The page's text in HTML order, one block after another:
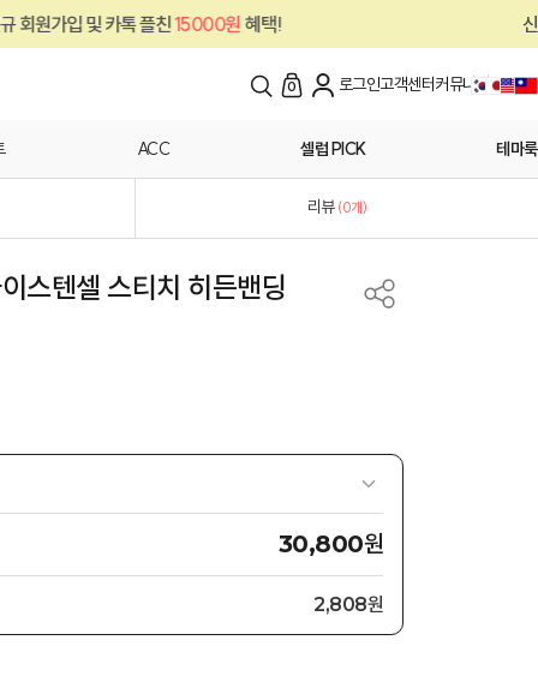
15000원혜택! 신규 회원가입 및 카톡 플
0 로그인고객센터커뮤니티
ACC 셀럽 PICK 테마룩
리뷰 (0개)
텐셀 스티치 히든밴딩
30,800원
2,808원